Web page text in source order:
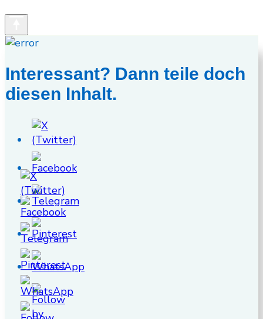
Interessant? Dann teile doch
diesen Inhalt.